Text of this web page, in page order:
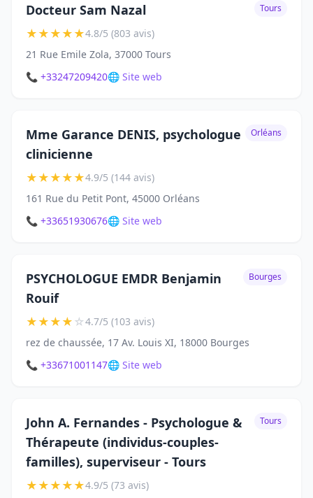
Docteur Sam Nazal Tours
★★★★★4.8/5 (803 avis)
21 Rue Emile Zola, 37000 Tours
📞 +33247209420🌐 Site web
Mme Garance DENIS, psychologue
clinicienne
Orléans
★★★★★4.9/5 (144 avis)
161 Rue du Petit Pont, 45000 Orléans
📞 +33651930676🌐 Site web
PSYCHOLOGUE EMDR Benjamin
Rouif
Bourges
★★★★☆4.7/5 (103 avis)
rez de chaussée, 17 Av. Louis XI, 18000 Bourges
📞 +33671001147🌐 Site web
John A. Fernandes - Psychologue &
Thérapeute (individus-couples-
familles), superviseur - Tours
Tours
★★★★★4.9/5 (73 avis)